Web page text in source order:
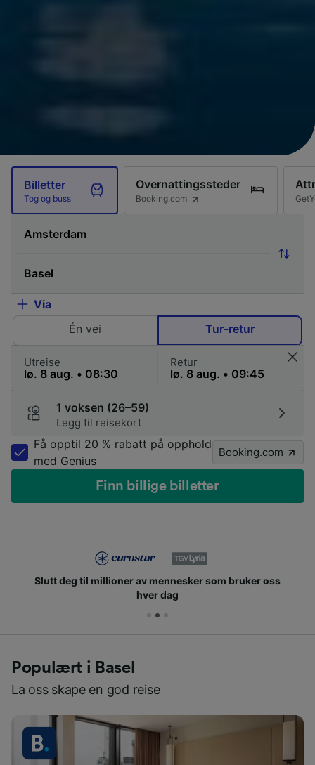
Billetter
Tog og buss
Overnattingssteder
Booking.com
Via
Én vei
Tur-retur
Utreise Retur
1 voksen (26–59)
Legg til reisekort
Få opptil 20 % rabatt på opphold
med Genius
Booking.com
Finn billige billetter
Slutt deg til millioner av mennesker som bruker oss
hver dag
Populært i Basel
La oss skape en god reise